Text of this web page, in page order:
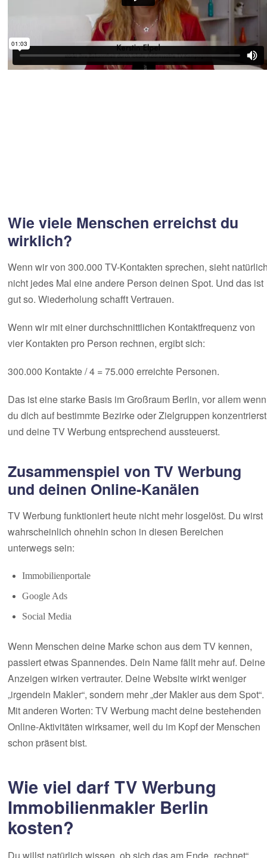
Wie viele Menschen erreichst du
wirklich?
Wenn wir von 300.000 TV-Kontakten sprechen, sieht
nicht jedes Mal eine andere Person deinen Spot. Und das ist
gut so. Wiederholung schafft Vertrauen.
Wenn wir mit einer durchschnittlichen Kontaktfrequenz von
vier Kontakten pro Person rechnen, ergibt sich:
300.000 Kontakte / 4 = 75.000 erreichte Personen.
Das ist eine starke Basis im Großraum Berlin, vor allem wenn
du dich auf bestimmte Bezirke oder Zielgruppen konzentrierst
und deine TV Werbung entsprechend aussteuerst.
Zusammenspiel von TV Werbung
und deinen Online-Kanälen
TV Werbung funktioniert heute nicht mehr losgelöst. Du wirst
wahrscheinlich ohnehin schon in diesen Bereichen
unterwegs sein:
Immobilienportale
Google Ads
Social Media
Wenn Menschen deine Marke schon aus dem TV kennen,
passiert etwas Spannendes. Dein Name fällt mehr auf. Deine
Anzeigen wirken vertrauter. Deine Website wirkt weniger
„irgendein Makler“, sondern mehr „der Makler aus dem Spot“.
Mit anderen Worten: TV Werbung macht deine bestehenden
Online-Aktivitäten wirksamer, weil du im Kopf der Menschen
schon präsent bist.
Wie viel darf TV Werbung
Immobilienmakler Berlin
kosten?